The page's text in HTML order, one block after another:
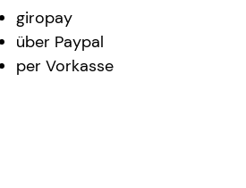
giropay
über Paypal
per Vorkasse